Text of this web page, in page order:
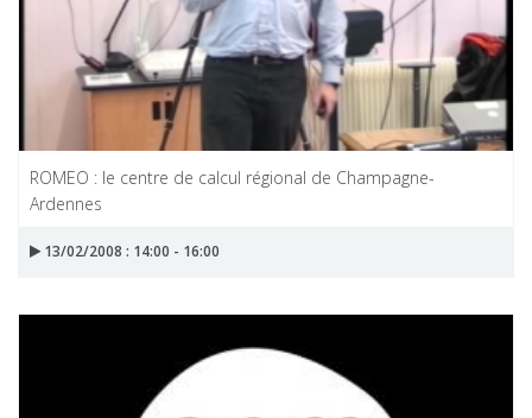
ROMEO : le centre de calcul régional de Champagne-
Ardennes
13/02/2008 : 14:00 - 16:00